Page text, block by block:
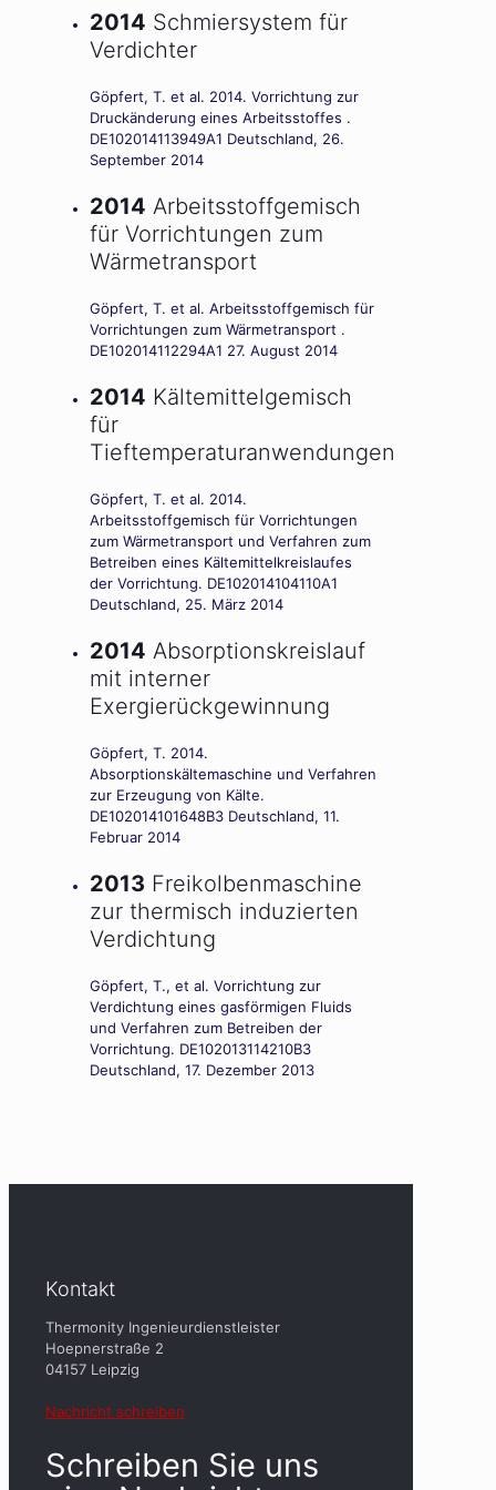
2014 Schmiersystem für
Verdichter
Göpfert, T. et al. 2014. Vorrichtung zur
Druckänderung eines Arbeitsstoffes .
DE102014113949A1 Deutschland, 26.
September 2014
2014 Arbeitsstoffgemisch
für Vorrichtungen zum
Wärmetransport
Göpfert, T. et al. Arbeitsstoffgemisch für
Vorrichtungen zum Wärmetransport .
DE102014112294A1 27. August 2014
2014 Kältemittelgemisch
für
Tieftemperaturanwendungen
Göpfert, T. et al. 2014.
Arbeitsstoffgemisch für Vorrichtungen
zum Wärmetransport und Verfahren zum
Betreiben eines Kältemittelkreislaufes
der Vorrichtung. DE102014104110A1
Deutschland, 25. März 2014
2014 Absorptionskreislauf
mit interner
Exergierückgewinnung
Göpfert, T. 2014.
Absorptionskältemaschine und Verfahren
zur Erzeugung von Kälte.
DE102014101648B3 Deutschland, 11.
Februar 2014
2013 Freikolbenmaschine
zur thermisch induzierten
Verdichtung
Göpfert, T., et al. Vorrichtung zur
Verdichtung eines gasförmigen Fluids
und Verfahren zum Betreiben der
Vorrichtung. DE102013114210B3
Deutschland, 17. Dezember 2013
Kontakt
Thermonity Ingenieurdienstleister
Hoepnerstraße 2
04157 Leipzig
Nachricht schreiben
Schreiben Sie uns